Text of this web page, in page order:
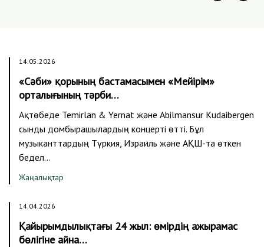
14.05.2026
«Сәби» қорының бастамасымен «Мейірім»
орталығының тәрби…
Ақтөбеде Temirlan & Yernat және Abilmansur Kudaibergen
сынды домбырашылардың концерті өтті. Бұл
музыканттардың Түркия, Израиль және АҚШ-та өткен
бедел…
Жаңалықтар
14.04.2026
Қайырымдылықтағы 24 жыл: өмірдің ажырамас
бөлігіне айна…